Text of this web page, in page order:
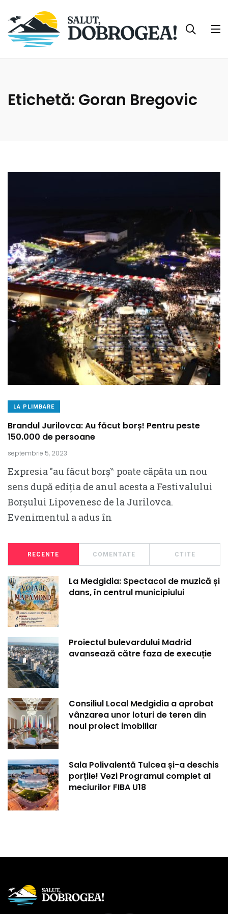
Etichetă: Goran Bregovic
LA PLIMBARE
Brandul Jurilovca: Au făcut borș! Pentru peste
150.000 de persoane
septembrie 5, 2023
Expresia ″au făcut borș‶ poate căpăta un nou
sens după ediția de anul acesta a Festivalului
Borșului Lipovenesc de la Jurilovca.
Evenimentul a adus în
RECENTE COMENTATE CTITE
La Medgidia: Spectacol de muzică și
dans, în centrul municipiului
Proiectul bulevardului Madrid
avansează către faza de execuție
Consiliul Local Medgidia a aprobat
vânzarea unor loturi de teren din
noul proiect imobiliar
Sala Polivalentă Tulcea și-a deschis
porțile! Vezi Programul complet al
meciurilor FIBA U18